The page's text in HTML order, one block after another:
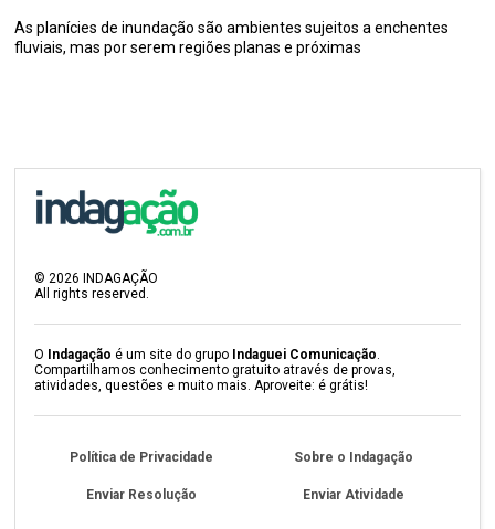
As planícies de inundação são ambientes sujeitos a enchentes
fluviais, mas por serem regiões planas e próximas
©2026 INDAGAÇÃO
All rights reserved.
O Indagação é um site do grupo Indaguei Comunicação.
Compartilhamos conhecimento gratuito através de provas,
atividades, questões e muito mais. Aproveite: é grátis!
Política de Privacidade Sobre o Indagação
Enviar Resolução Enviar Atividade